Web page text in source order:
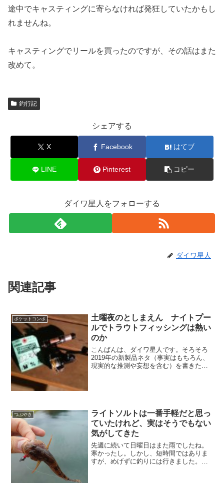
途中でキャスティングに寄らなければ発狂していたかもし
れませんね。
キャスティングでリールを買ったのですが、その話はまた
改めて。
釣行記
シェアする
X Facebook はてブ
LINE Pinterest コピー
ダイワ星人をフォローする
ダイワ星人
関連記事
ポケットコンボ
土曜夜のとしまえん ナイトプー
ルでトラウトフィッシングは熱い
のか
こんばんは、ダイワ星人です。そろそろ
2019年の新製品ネタ（事実はもちろん、
現実的な推測や妄想を含む）を書きたい
つぶやき
ライトソルトは一番手軽だと思っ
ていたけれど、実はそうでもない
気がしてきた
先週に続いて日曜日はまた雨でしたね。
寒かったし。しかし、短時間ではありま
すが、めげずに釣りには行きました。多